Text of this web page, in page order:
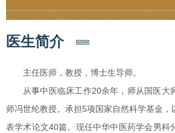
医生简介
主任医师，教授，博士生导师。
从事中医临床工作20余年，师从国医大
师冯世纶教授。承担5项国家自然科学基金
表学术论文40篇。现任中华中医药学会男科